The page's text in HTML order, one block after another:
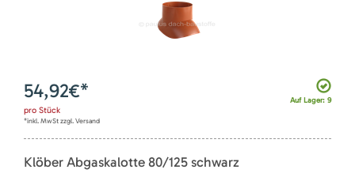
Auf Lager: 9
54,92€*
pro Stück
*inkl. MwSt zzgl. Versand
Klöber Abgaskalotte 80/125 schwarz